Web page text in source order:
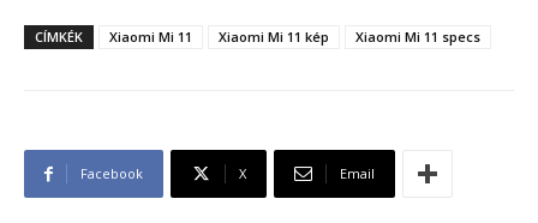
CÍMKÉK Xiaomi Mi 11 Xiaomi Mi 11 kép Xiaomi Mi 11 specs
Facebook X Email